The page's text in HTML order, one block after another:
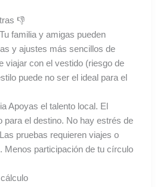
👎
familia y amigas pueden
y ajustes más sencillos de
viajar con el vestido (riesgo de
puede no ser el ideal para el
Apoyas el talento local. El
para el destino. No hay estrés de
pruebas requieren viajes o
Menos participación de tu círculo